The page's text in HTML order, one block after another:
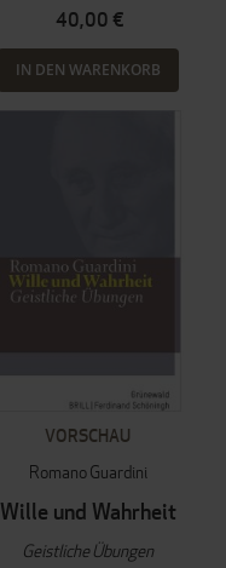
40,00 €
IN DEN WARENKORB
VORSCHAU
Romano Guardini
Wille und Wahrheit
Geistliche Übungen